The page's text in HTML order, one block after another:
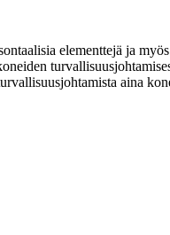
elementtejä ja
aina